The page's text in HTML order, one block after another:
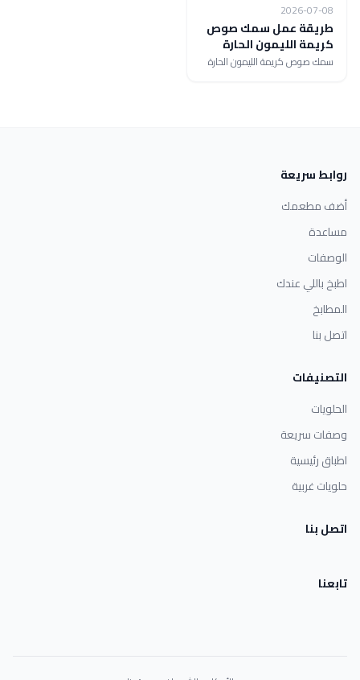
2026-07-08
طريقة عمل سمك صوص
كريمة الليمون الحارة
سمك صوص كريمة الليمون الحارة
روابط سريعة
أضف مطعمك
مساعدة
الوصفات
اطبخ باللي عندك
المطابخ
اتصل بنا
التصنيفات
الحلويات
وصفات سريعة
اطباق رئيسية
حلويات غربية
اتصل بنا
تابعنا